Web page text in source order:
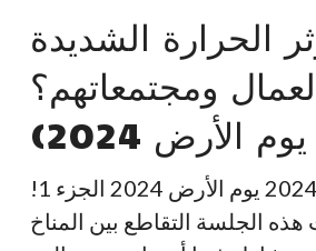
الشديدة
على
العمال
ومجتمعاتهم؟
(لوحة
يوم
الحرارة الشديدة
ومجتمعاتهم؟
الأرض 2024)
لوحة يوم الأرض 2024 يوم الأرض 2024 الجزء 1!
الجلسة التقاطع بين المناخ